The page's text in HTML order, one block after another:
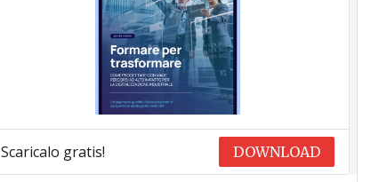
Scaricalo gratis! DOWNLOAD